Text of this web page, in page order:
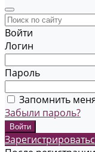
Войти
Логин
Пароль
Запомнить
Забыли пароль?